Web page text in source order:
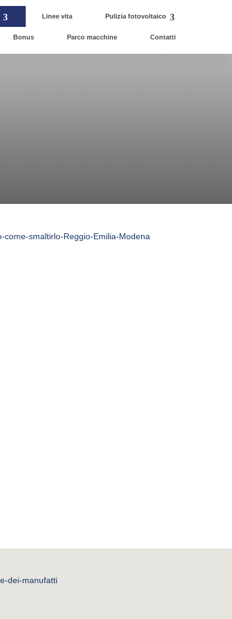
Linee vita Pulizia fotovoltaico
Bonus Parco macchine Contatti